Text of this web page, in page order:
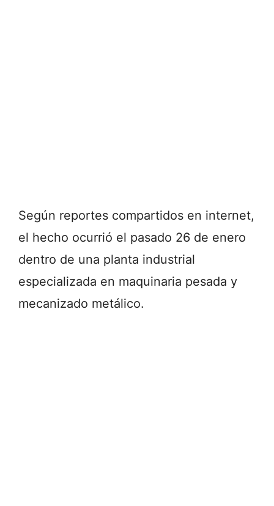
Según reportes compartidos en internet,
el hecho ocurrió el pasado 26 de enero
dentro de una planta industrial
especializada en maquinaria pesada y
mecanizado metálico.